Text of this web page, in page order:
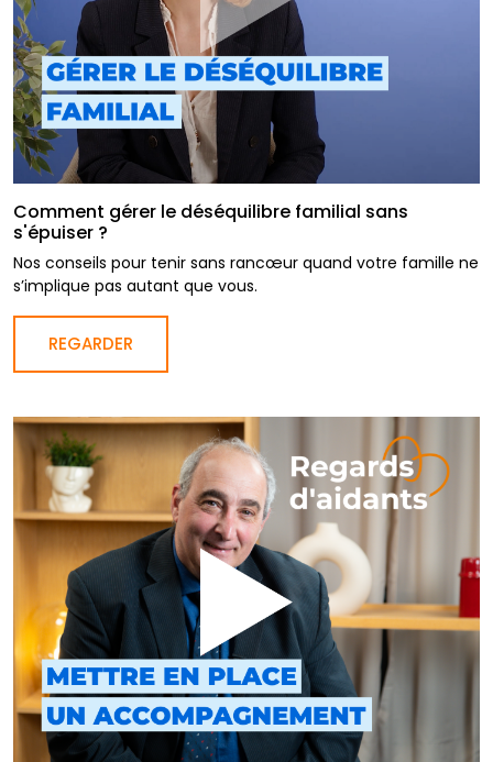
Comment gérer le déséquilibre familial sans
s'épuiser ?
Nos conseils pour tenir sans rancœur quand votre famille ne
s’implique pas autant que vous.
REGARDER